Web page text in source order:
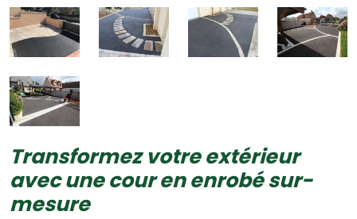
Transformez votre extérieur
avec une cour en enrobé sur-
mesure